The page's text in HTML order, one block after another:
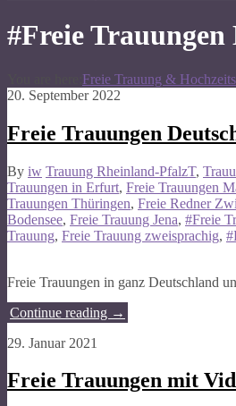
#Freie
Freie Trauung &
20. September 2022
Freie Trauungen
By iw Trauung Rheinland-PfalzT,
Trauungen in Erfurt, Freie Trauungen
Trauungen Thüringen, Freie Redner
Bodensee, Freie Trauung Jena, #Freie
Trauung, Freie Trauung zweisprachig,
Freie Trauungen in ganz Deutschland
Continue reading →
29. Januar 2021
Freie Trauungen mit